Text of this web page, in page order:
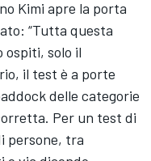
Kimi apre la porta
“Tutta questa
ospiti, solo il
il test è a porte
delle categorie
Per un test di
persone, tra